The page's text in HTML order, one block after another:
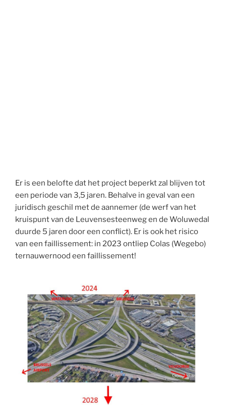
Er is een belofte dat het project beperkt zal blijven tot
een periode van 3,5 jaren. Behalve in geval van een
juridisch geschil met de aannemer (de werf van het
kruispunt van de Leuvensesteenweg en de Woluwedal
duurde 5 jaren door een conflict). Er is ook het risico
van een faillissement: in 2023 ontliep Colas (Wegebo)
ternauwernood een faillissement!